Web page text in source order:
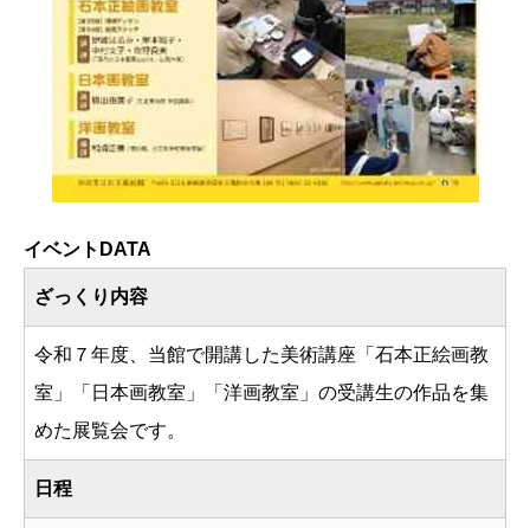
イベントDATA
ざっくり内容
令和７年度、当館で開講した美術講座「石本正絵画教
室」「日本画教室」「洋画教室」の受講生の作品を集
めた展覧会です。
日程